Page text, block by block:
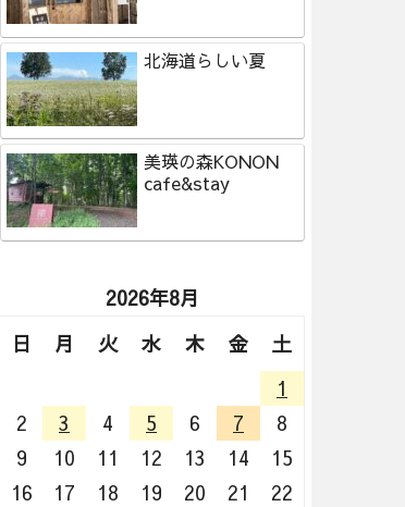
北海道らしい夏
美瑛の森KONON
cafe&stay
2026年8月
日
月 火 水 木 金
土
1
2
3 4 5 6 7
8
9
10 11 12 13 14
15
16
17 18 19 20 21
22